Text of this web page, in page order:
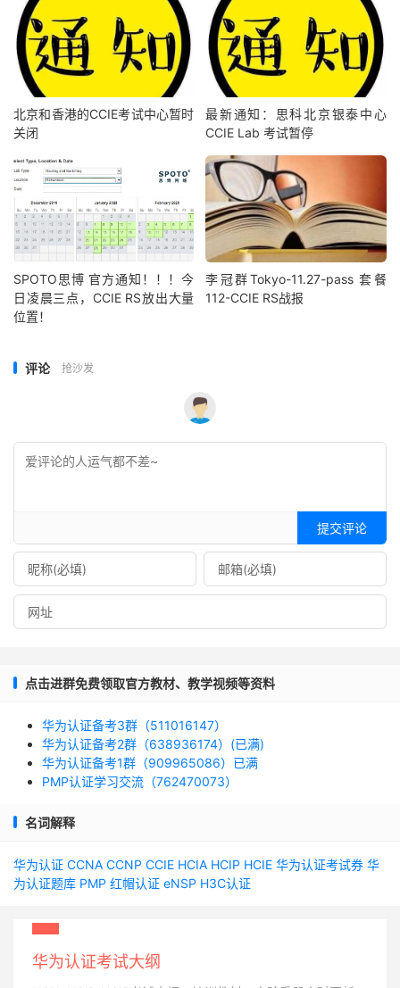
北京和香港的CCIE考试中心暂时
关闭
最新通知：思科北京银泰中心
CCIE Lab 考试暂停
SPOTO思博 官方通知！！！今
日凌晨三点，CCIE RS放出大量
位置！
李冠群Tokyo-11.27-pass 套餐
112-CCIE RS战报
评论 抢沙发
提交评论
点击进群免费领取官方教材、教学视频等资料
华为认证备考3群（511016147）
华为认证备考2群（638936174）(已满)
华为认证备考1群（909965086）已满
PMP认证学习交流（762470073）
名词解释
华为认证 CCNA CCNP CCIE HCIA HCIP HCIE 华为认证考试券 华
为认证题库 PMP 红帽认证 eNSP H3C认证
华为认证考试大纲